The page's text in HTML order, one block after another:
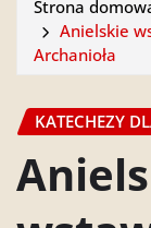
Strona
Anielskie
Archanioła
KATECHEZY